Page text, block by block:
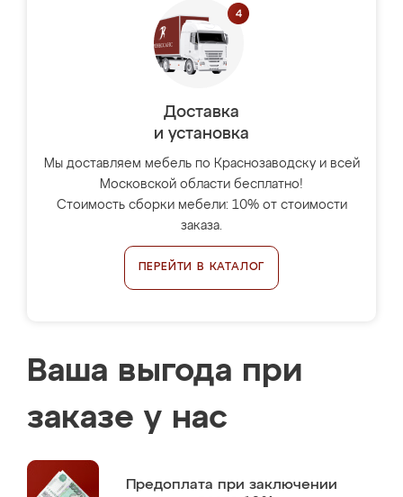
Доставка
и установка
Мы доставляем мебель по Краснозаводску и всей
Московской области бесплатно!
Стоимость сборки мебели: 10% от стоимости
заказа.
ПЕРЕЙТИ В КАТАЛОГ
Ваша выгода при
заказе у нас
Предоплата при заключении